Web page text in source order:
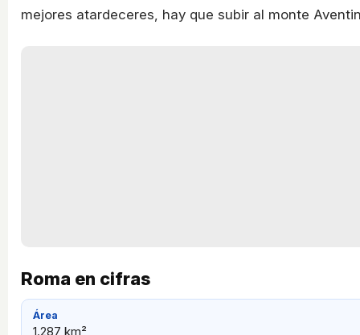
mejores atardeceres, hay que subir al monte
Roma en cifras
Área
1.287 km²